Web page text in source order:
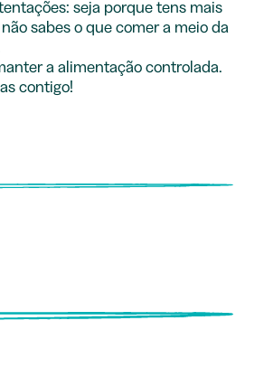
seja porque tens mais
sabes o que comer a meio da
a alimentação controlada.
contigo!